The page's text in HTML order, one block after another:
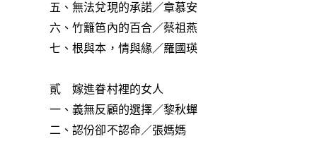
五、無法兌現的承諾／章慕安
六、竹籬笆內的百合／蔡祖燕
七、根與本，情與緣／羅國瑛
貳 嫁進眷村裡的女人
一、義無反顧的選擇／黎秋蟬
二、認份卻不認命／張媽媽